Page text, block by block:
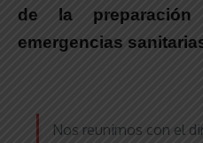
de la
emergencias
Nos reunimos con el